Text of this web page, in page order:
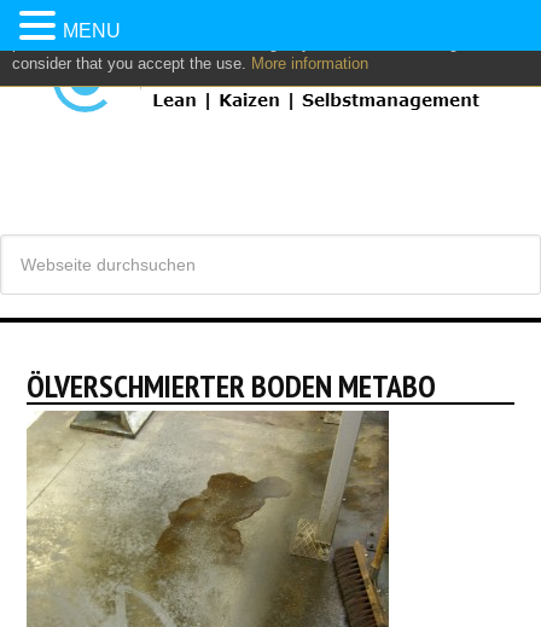
This website uses own and/or third parties cookies to: analyze,
personalize content and/or advertising. If you continue browsing, we
consider that you accept the use. More information
ÖLVERSCHMIERTER BODEN METABO
MENU